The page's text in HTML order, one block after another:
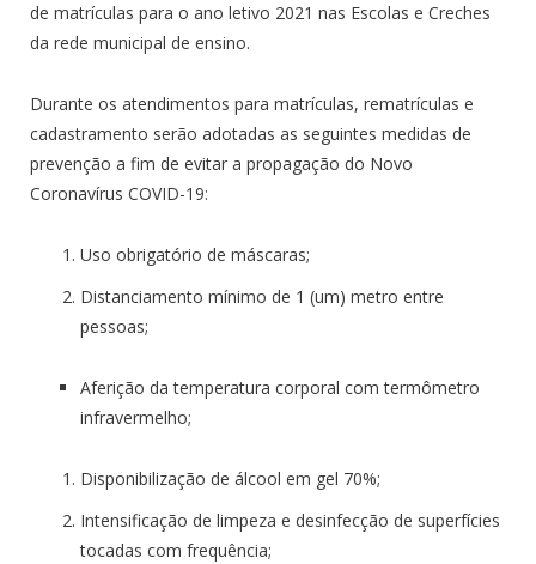
de matrículas para o ano letivo 2021 nas Escolas e Creches
da rede municipal de ensino.
Durante os atendimentos para matrículas, rematrículas e
cadastramento serão adotadas as seguintes medidas de
prevenção a fim de evitar a propagação do Novo
Coronavírus COVID-19:
Uso obrigatório de máscaras;
Distanciamento mínimo de 1 (um) metro entre
pessoas;
Aferição da temperatura corporal com termômetro
infravermelho;
Disponibilização de álcool em gel 70%;
Intensificação de limpeza e desinfecção de superfícies
tocadas com frequência;